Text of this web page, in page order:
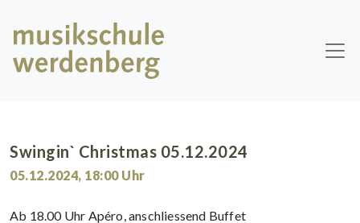
Swingin` Christmas 05.12.2024
05.12.2024, 18:00Uhr
Ab 18.00 Uhr Apéro, anschliessend Buffet